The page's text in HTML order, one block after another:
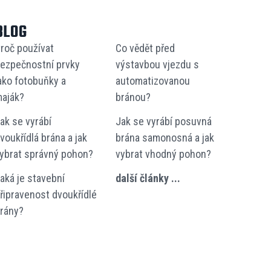
používat
prvky
fotobuňky a
Co vědět před
výstavbou vjezdu s
automatizovanou
bránou?
se vyrábí
brána a jak
správný pohon?
Jak se vyrábí posuvná
brána samonosná a jak
vybrat vhodný pohon?
je stavební
dvoukřídlé
další články ...